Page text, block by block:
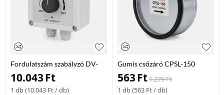
Fordulatszám szabályzó DV-
REG-5
10.043Ft
1 db (10.043 Ft/ db)
Gumis csőzáró CPSL-150
563Ft1.279Ft
1 db (563 Ft/ db)